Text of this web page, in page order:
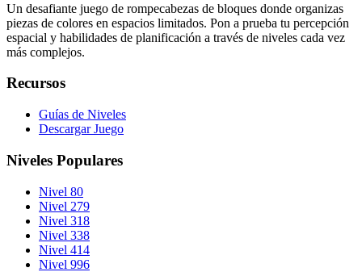
Un desafiante juego de rompecabezas de bloques donde organizas
piezas de colores en espacios limitados. Pon a prueba tu percepción
espacial y habilidades de planificación a través de niveles cada vez
más complejos.
Recursos
Guías de Niveles
Descargar Juego
Niveles Populares
Nivel 80
Nivel 279
Nivel 318
Nivel 338
Nivel 414
Nivel 996